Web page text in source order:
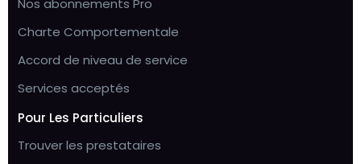
Nos abonnements Pro
Charte Comportementale
Accord de niveau de service
Services acceptés
Pour Les Particuliers
Trouver les prestataires